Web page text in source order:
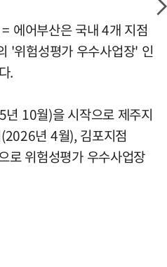
에어부산은 국내 4개 지점
'위험성평가 우수사업장' 인
.
10월)을 시작으로 제주지
년 4월), 김포지점
로 위험성평가 우수사업장